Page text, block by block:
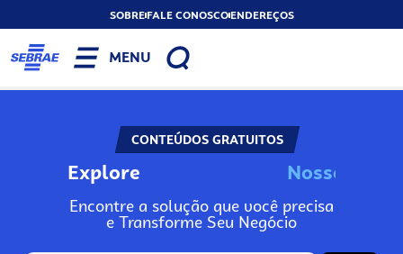
SOBREFALE CONOSCOENDEREÇOS
MENU
CONTEÚDOS GRATUITOS
Explore No
Encontre a solução que você precisa
e Transforme Seu Negócio